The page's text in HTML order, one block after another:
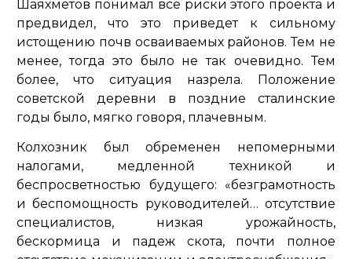
Шаяхметов понимал все риски этого проекта и
предвидел, что это приведет к сильному
истощению почв осваиваемых районов. Тем не
менее, тогда это было не так очевидно. Тем
более, что ситуация назрела. Положение
советской деревни в поздние сталинские
годы было, мягко говоря, плачевным.
Колхозник был обременен непомерными
налогами, медленной техникой и
беспросветностью будущего: «безграмотность
и беспомощность руководителей… отсутствие
специалистов, низкая урожайность,
бескормица и падеж скота, почти полное